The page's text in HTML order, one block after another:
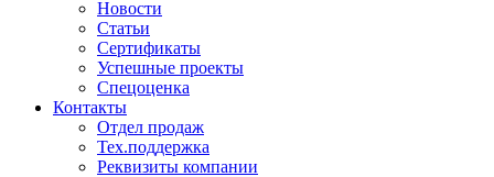
Новости
Статьи
Сертификаты
Успешные проекты
Спецоценка
Контакты
Отдел продаж
Тех.поддержка
Реквизиты компании